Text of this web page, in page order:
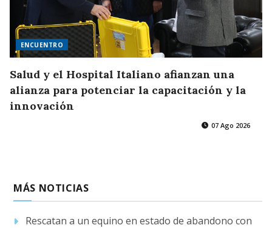
ENCUENTRO
Salud y el Hospital Italiano afianzan una
alianza para potenciar la capacitación y la
innovación
07 Ago 2026
MÁS NOTICIAS
Rescatan a un equino en estado de abandono con